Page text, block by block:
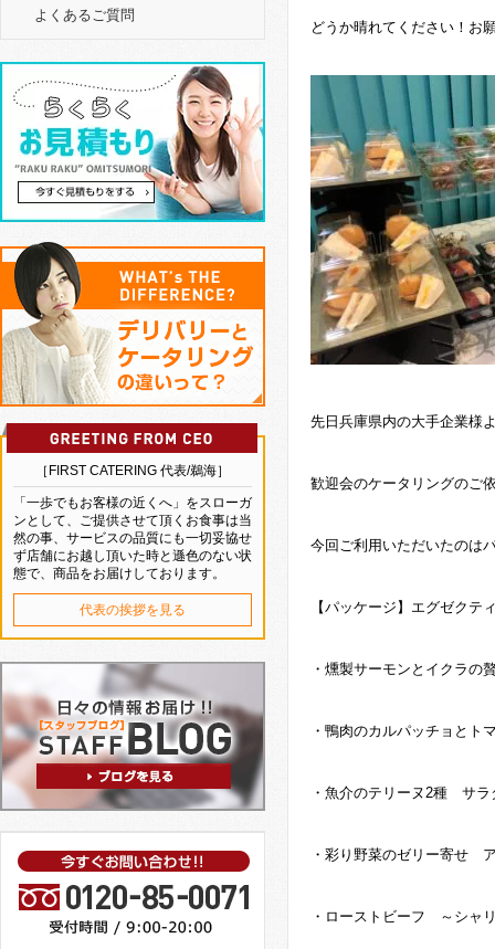
どうか晴れてください！お
先日兵庫県内の大手企業様
歓迎会のケータリングのご
今回ご利用いただいたのは
【パッケージ】エグゼクテ
・燻製サーモンとイクラの
・鴨肉のカルパッチョとト
・魚介のテリーヌ2種 サラ
・彩り野菜のゼリー寄せ
・ローストビーフ ～シャ
よくあるご質問
［FIRST CATERING 代表/鵜海］
「一歩でもお客様の近くへ」をスローガ
ンとして、ご提供させて頂くお食事は当
然の事、サービスの品質にも一切妥協せ
ず店舗にお越し頂いた時と遜色のない状
態で、商品をお届けしております。
代表の挨拶を見る